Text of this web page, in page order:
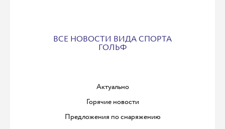
ВСЕ НОВОСТИ ВИДА СПОРТА
ГОЛЬФ
Актуально
Горячие новости
Предложения по снаряжению